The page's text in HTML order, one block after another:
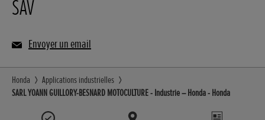
SAV
Envoyer un email
Honda
Applications industrielles
SARL YOANN GUILLORY-BESNARD MOTOCULTURE - Industrie – Honda - Honda